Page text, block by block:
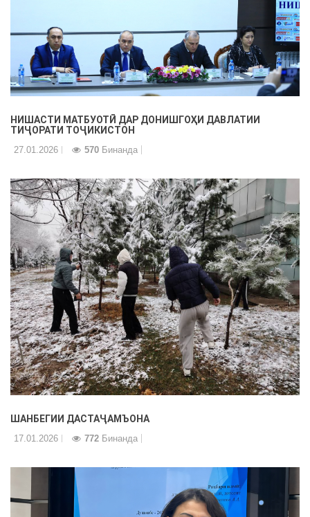
НИШАСТИ МАТБУОТӢ ДАР ДОНИШГОҲИ ДАВЛАТИИ
ТИҶОРАТИ ТОҶИКИСТОН
27.01.2026 570 Бинанда
ШАНБЕГИИ ДАСТАҶАМЪОНА
17.01.2026 772 Бинанда